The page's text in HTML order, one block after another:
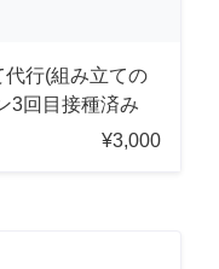
代行(組み立ての
3回目接種済み
¥3,000